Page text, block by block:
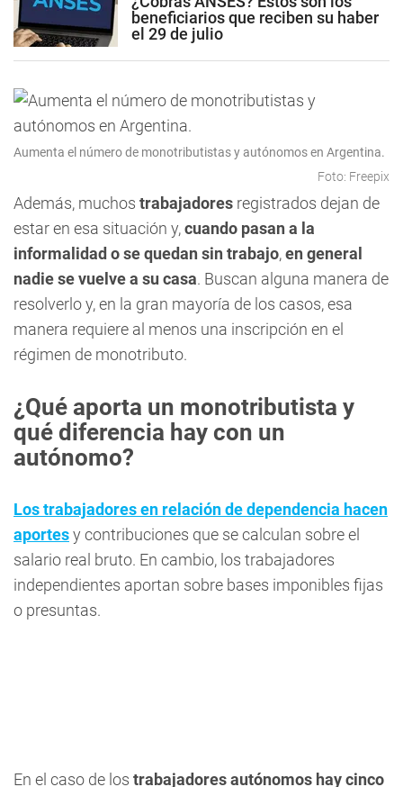
beneficiarios que reciben su haber
el 29 de julio
Aumenta el número de monotributistas y autónomos en Argentina.
Foto: Freepix
Además, muchos trabajadores registrados dejan de
estar en esa situación y,cuando pasan a la
informalidad o se quedan sin trabajo,en general
nadie se vuelve a su casa. Buscan alguna manera de
resolverlo y, en la gran mayoría de los casos, esa
manera requiere al menos una inscripción en el
régimen de monotributo.
¿Qué aporta un monotributista y
qué diferencia hay con un
autónomo?
Los trabajadores en relación de dependencia hacen
aportesy contribuciones que se calculan sobre el
salario real bruto. En cambio, los trabajadores
independientes aportan sobre bases imponibles fijas
o presuntas.
En el caso de los trabajadores autónomos hay cinco